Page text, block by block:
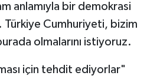
anlamıyla bir demokrasi
Türkiye Cumhuriyeti, bizim
olmalarını istiyoruz.
için tehdit ediyorlar"